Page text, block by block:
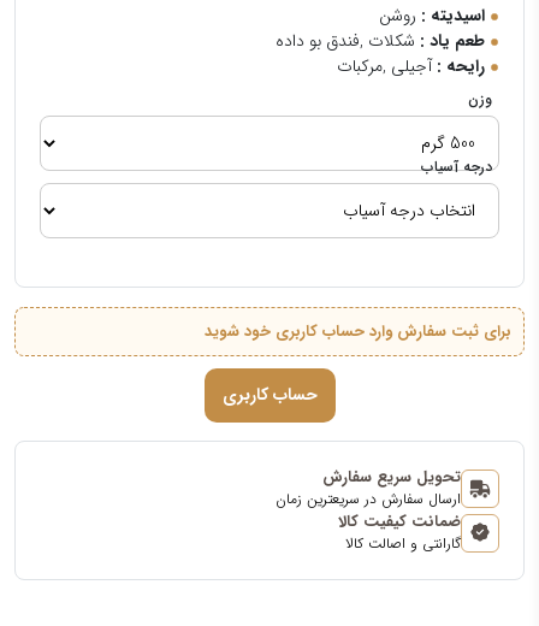
اسیدیته : روشن
طعم یاد : شکلات ,فندق بو داده
رایحه : آجیلی ,مرکبات
وزن
درجه آسیاب
برای ثبت سفارش وارد حساب کاربری خود شوید
حساب کاربری
تحویل سریع سفارش
ارسال سفارش در سریعترین زمان
ضمانت کیفیت کالا
گارانتی و اصالت کالا